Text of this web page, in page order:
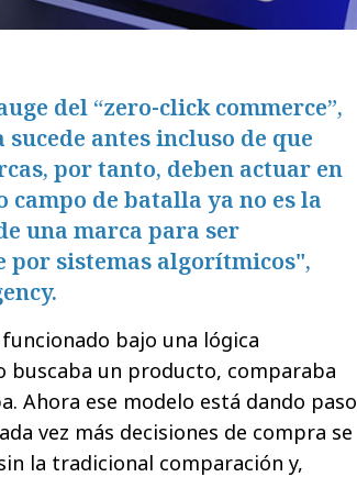
del “zero-click commerce”,
antes incluso de que
por tanto, deben actuar en
campo de batalla ya no es la
una marca para ser
sistemas algorítmicos",
bajo una lógica
buscaba un producto, comparaba
Ahora ese modelo está dando paso
vez más decisiones de compra se
la tradicional comparación y,